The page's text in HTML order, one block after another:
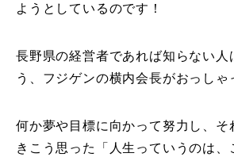
ようとしているのです！
長野県の経営者であれば知らない人
う、フジゲンの横内会長がおっしゃ
何か夢や目標に向かって努力し、そ
きこう思った「人生っていうのは